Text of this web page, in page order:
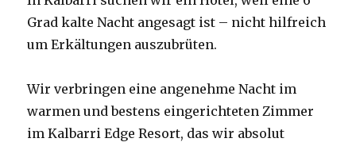
Grad kalte Nacht angesagt ist – nicht hilfreich
um Erkältungen auszubrüten.
Wir verbringen eine angenehme Nacht im
warmen und bestens eingerichteten Zimmer
im Kalbarri Edge Resort, das wir absolut